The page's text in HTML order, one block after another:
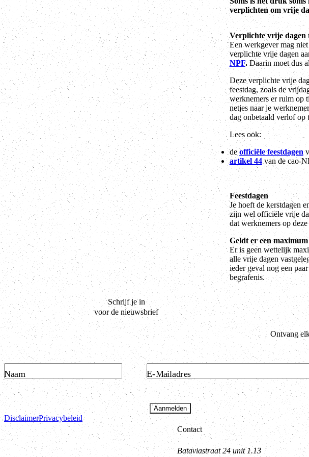
verplichten om vrije
Verplichte vrije dagen
Een werkgever mag
verplichte vrije dagen
NPF.Daarin moet dus
Deze verplichte vrije
feestdag, zoals de
werknemers er ruim op
netjes naar je
dag onbetaald verlof op
Lees ook:
deofficiële feestdagen
artikel 44van de cao-
Feestdagen
Je hoeft de kerstdagen
zijn wel officiële vrije
dat werknemers op
Geldt er een
Er is geen wettelijk
alle vrije dagen
ieder geval nog een
begrafenis.
Schrijf je in
voor de nieuwsbrief
Ontvang
Naam E-Mailadres
Aanmelden
DisclaimerPrivacybeleid
Contact
Bataviastraat 24 unit 1.13